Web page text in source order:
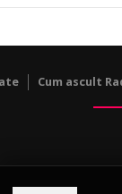
Cum ascult